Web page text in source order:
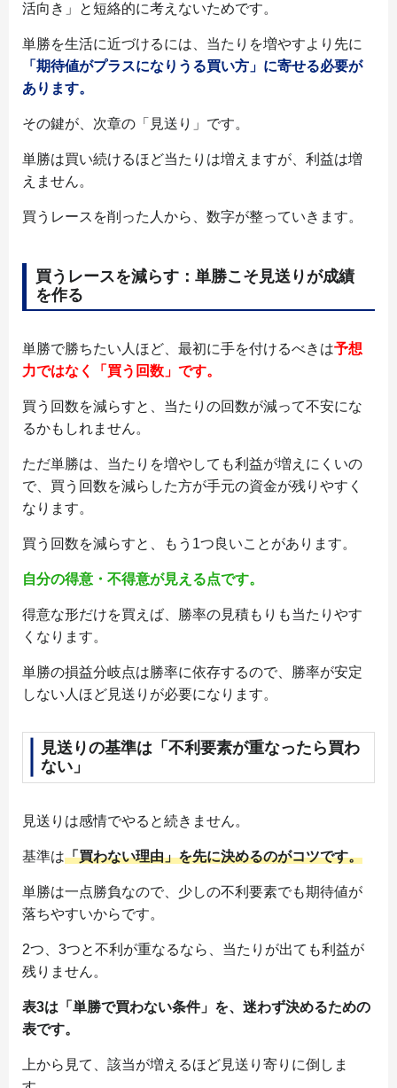
活向き」と短絡的に考えないためです。
単勝を生活に近づけるには、当たりを増やすより先に
「期待値がプラスになりうる買い方」に寄せる必要が
あります。
その鍵が、次章の「見送り」です。
単勝は買い続けるほど当たりは増えますが、利益は増
えません。
買うレースを削った人から、数字が整っていきます。
買うレースを減らす：単勝こそ見送りが成績
を作る
単勝で勝ちたい人ほど、最初に手を付けるべきは予想
力ではなく「買う回数」です。
買う回数を減らすと、当たりの回数が減って不安にな
るかもしれません。
ただ単勝は、当たりを増やしても利益が増えにくいの
で、買う回数を減らした方が手元の資金が残りやすく
なります。
買う回数を減らすと、もう1つ良いことがあります。
自分の得意・不得意が見える点です。
得意な形だけを買えば、勝率の見積もりも当たりやす
くなります。
単勝の損益分岐点は勝率に依存するので、勝率が安定
しない人ほど見送りが必要になります。
見送りの基準は「不利要素が重なったら買わ
ない」
見送りは感情でやると続きません。
基準は「買わない理由」を先に決めるのがコツです。
単勝は一点勝負なので、少しの不利要素でも期待値が
落ちやすいからです。
2つ、3つと不利が重なるなら、当たりが出ても利益が
残りません。
表3は「単勝で買わない条件」を、迷わず決めるための
表です。
上から見て、該当が増えるほど見送り寄りに倒しま